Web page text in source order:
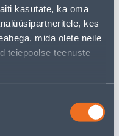
kasutate, ka oma
kes
mida olete neile
teiepoolse teenuste